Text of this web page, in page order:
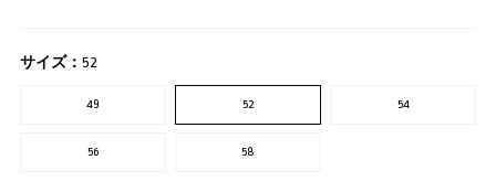
サイズ： 52
49 52 54
56 58